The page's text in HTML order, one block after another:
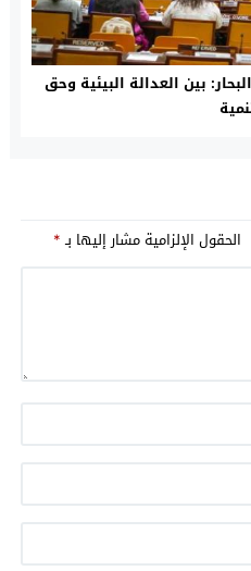
بين العدالة البيئية وحق
الحقول الإلزامية مشار إليها بـ*